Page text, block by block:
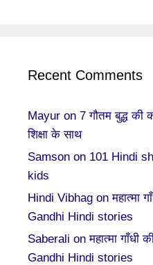
Recent Comments
Mayur on 7 गौतम बुद्ध की
शिक्षा के साथ
Samson on 101 Hindi
kids
Hindi Vibhag onमहात्मा
Gandhi Hindi stories
Saberali onमहात्मा गाँधी
Gandhi Hindi stories